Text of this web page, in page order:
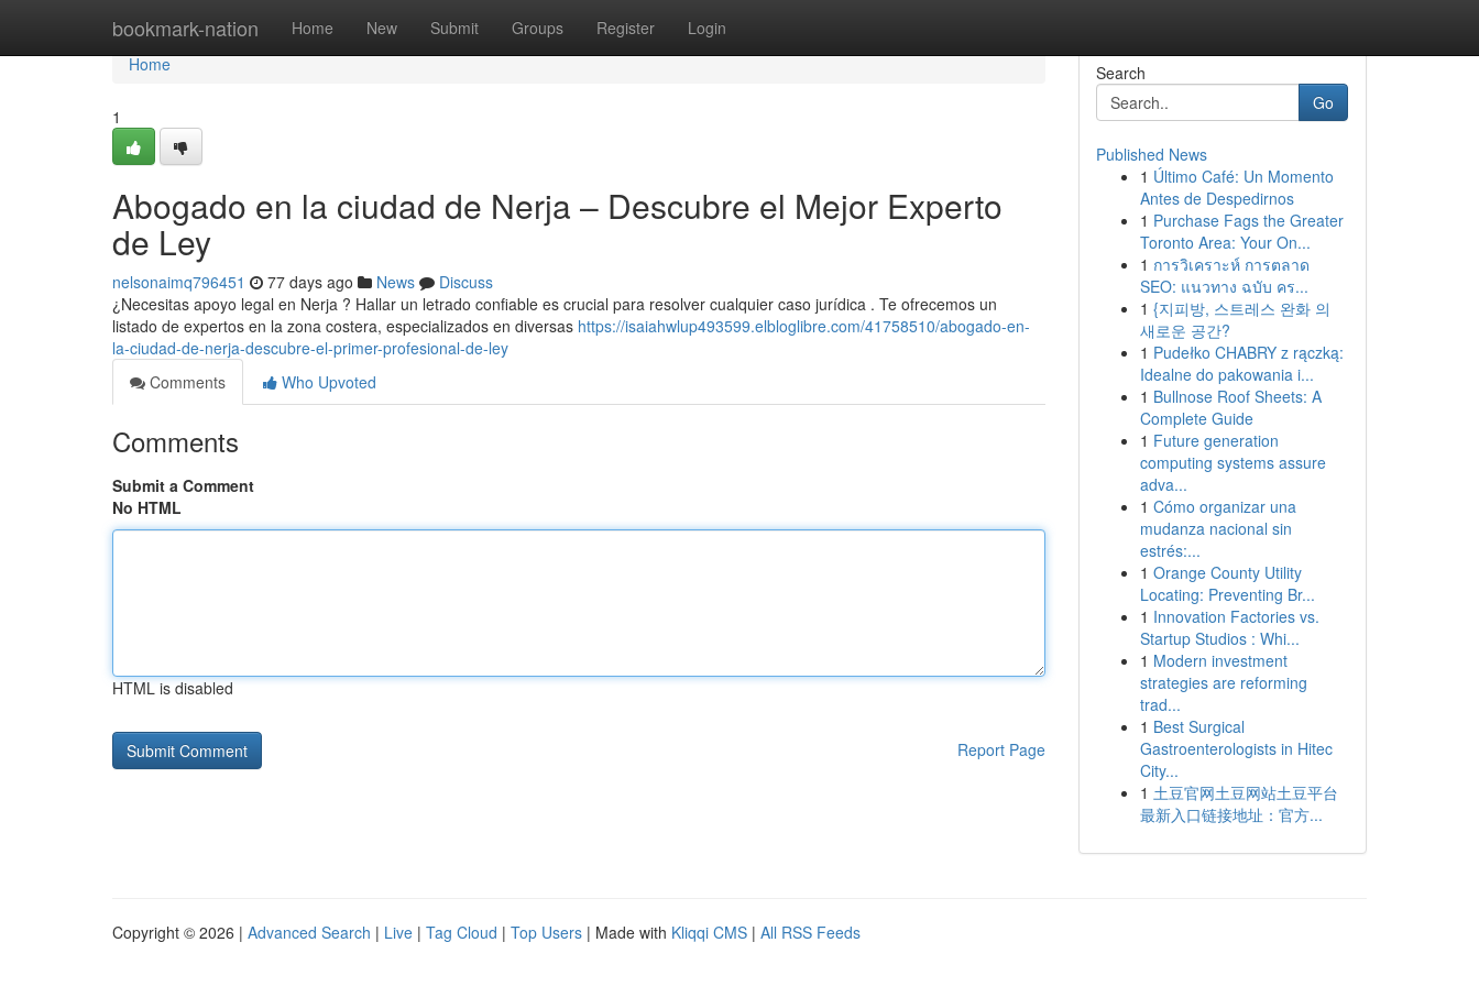
bookmark-nation Home New Submit Groups Register Login
Home
Home
1
Abogado en la ciudad de Nerja – Descubre el Mejor Experto
de Ley
nelsonaimq796451 77 days ago News
Discuss
¿Necesitas apoyo legal en Nerja ? Hallar un letrado confiable es crucial para resolver cualquier caso jurídica . Te ofrecemos un
listado de expertos en la zona costera, especializados en diversas https://isaiahwlup493599.elbloglibre.com/41758510/abogado-en-
la-ciudad-de-nerja-descubre-el-primer-profesional-de-ley
Comments
Who Upvoted
Comments
Submit a Comment
No HTML
HTML is disabled
Report Page
Search
Go
Published News
1 Último Café: Un Momento
Antes de Despedirnos
1 Purchase Fags the Greater
Toronto Area: Your On...
1 การวิเคราะห์ การตลาด
SEO: แนวทาง ฉบับ คร...
1 {지피방, 스트레스 완화 의
새로운 공간?
1 Pudełko CHABRY z rączką:
Idealne do pakowania i...
1 Bullnose Roof Sheets: A
Complete Guide
1 Future generation
computing systems assure
adva...
1 Cómo organizar una
mudanza nacional sin
estrés:...
1 Orange County Utility
Locating: Preventing Br...
1 Innovation Factories vs.
Startup Studios : Whi...
1 Modern investment
strategies are reforming
trad...
1 Best Surgical
Gastroenterologists in Hitec
City...
1 土豆官网土豆网站土豆平台
最新入口链接地址：官方...
Copyright © 2026 | Advanced Search | Live | Tag Cloud | Top Users | Made with Kliqqi CMS | All RSS Feeds